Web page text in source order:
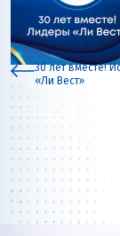
30 лет вместе!
«Ли Вест»